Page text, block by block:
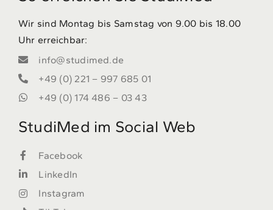
Wir sind Montag bis Samstag von 9.00 bis 18.00
Uhr erreichbar:
info@studimed.de
+49 (0) 221 – 997 685 01
+49 (0) 174 486 – 03 43
StudiMed im Social Web
Facebook
LinkedIn
Instagram